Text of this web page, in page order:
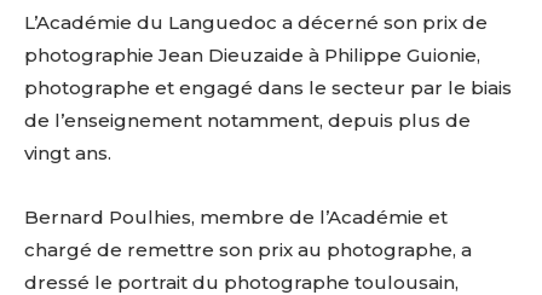
L’Académie du Languedoc a décerné son prix de
photographie Jean Dieuzaide à Philippe Guionie,
photographe et engagé dans le secteur par le biais
de l’enseignement notamment, depuis plus de
vingt ans.
Bernard Poulhies, membre de l’Académie et
chargé de remettre son prix au photographe, a
dressé le portrait du photographe toulousain,